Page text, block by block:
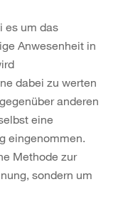
es um das
Anwesenheit in
dabei zu werten
anderen
eine
eingenommen.
Methode zur
sondern um